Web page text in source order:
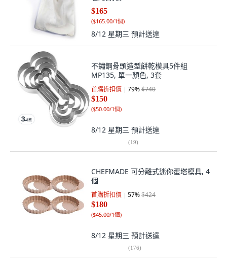
$165
($165.00/1個)
8/12 星期三 預計送達
不鏽鋼骨頭造型餅乾模具5件組
MP135, 單一顏色, 3套
首購折扣價 79%$740
$150
($50.00/1個)
8/12 星期三 預計送達
(19)
CHEFMADE 可分離式迷你蛋塔模具, 4
個
首購折扣價 57%$424
$180
($45.00/1個)
8/12 星期三 預計送達
(176)